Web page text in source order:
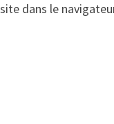
dans le